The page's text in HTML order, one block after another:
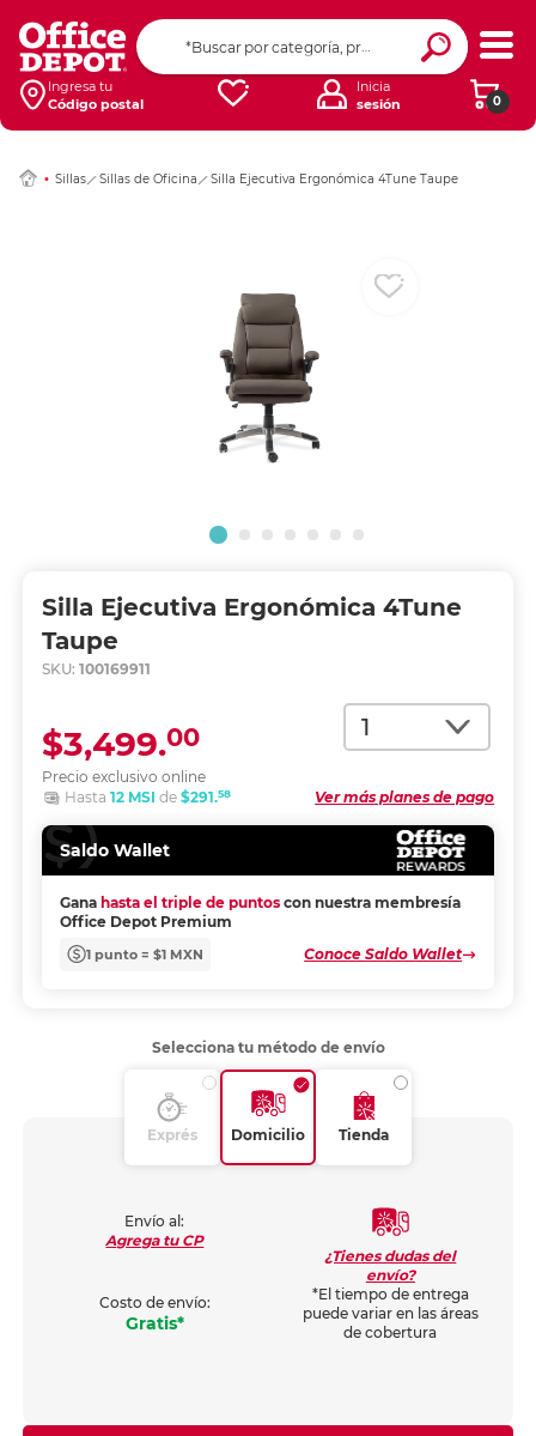
Ingresa tu
Código postal
0
Inicia
sesión
Sillas Sillas de Oficina Silla Ejecutiva Ergonómica 4Tune Taupe
Silla Ejecutiva Ergonómica 4Tune
Taupe
SKU: 100169911
Cantidad
Precio exclusivo online
$3,499.00
Ver más planes de pago
Hasta 12 MSI de $291.58
Saldo Wallet
Gana hasta el triple de puntos con nuestra membresía
Office Depot Premium
1 punto = $1 MXN Conoce Saldo Wallet
Ingresar Codigo
Selecciona tu método de envío
Exprés Domicilio Tienda
Envío al:
Agrega tu CP
Costo de envío:
Gratis*
¿Tienes dudas del
envío?
*El tiempo de entrega
puede variar en las áreas
de cobertura